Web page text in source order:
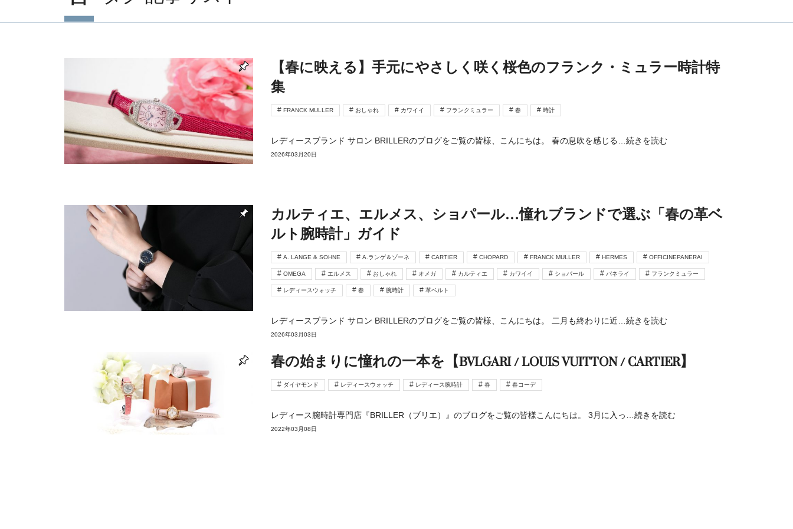
【春に映える】手元にやさしく咲く桜色のフランク・ミュラー時計特
集
FRANCK MULLER おしゃれ カワイイ フランクミュラー 春 時計
レディースブランド サロン BRILLERのブログをご覧の皆様、こんにちは。 春の息吹を感じる …続きを読む
2026年03月20日
カルティエ、エルメス、ショパール…憧れブランドで選ぶ「春の革ベ
ルト腕時計」ガイド
A. LANGE & SOHNE A.ランゲ＆ゾーネ CARTIER CHOPARD FRANCK MULLER HERMES OFFICINEPANERAI
OMEGA エルメス おしゃれ オメガ カルティエ カワイイ ショパール パネライ フランクミュラー
レディースウォッチ 春 腕時計 革ベルト
レディースブランド サロン BRILLERのブログをご覧の皆様、こんにちは。 二月も終わりに近 …続きを読む
2026年03月03日
春の始まりに憧れの一本を【BVLGARI / LOUIS VUITTON / CARTIER】
ダイヤモンド レディースウォッチ レディース腕時計 春 春コーデ
レディース腕時計専門店『BRILLER（ブリエ）』のブログをご覧の皆様こんにちは。 3月に入っ …続きを読む
2022年03月08日